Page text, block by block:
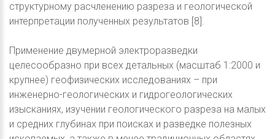
структурному расчленению разреза и геологической
интерпретации полученных результатов [8].
Применение двумерной электроразведки
целесообразно при всех детальных (масштаб 1:2000 и
крупнее) геофизических исследованиях – при
инженерно-геологических и гидрогеологических
изысканиях, изучении геологического разреза на малых
и средних глубинах при поисках и разведке полезных